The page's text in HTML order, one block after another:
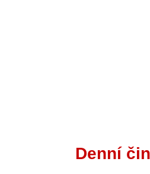
Denní